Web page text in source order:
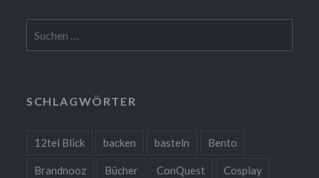
nach:
SCHLAGWÖRTER
12tel Blick backen basteln Bento
Brandnooz Bücher ConQuest Cosplay